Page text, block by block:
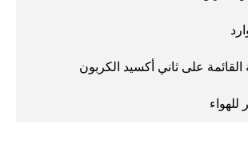
القائمة على ثاني أكسيد الكربون
للهواء